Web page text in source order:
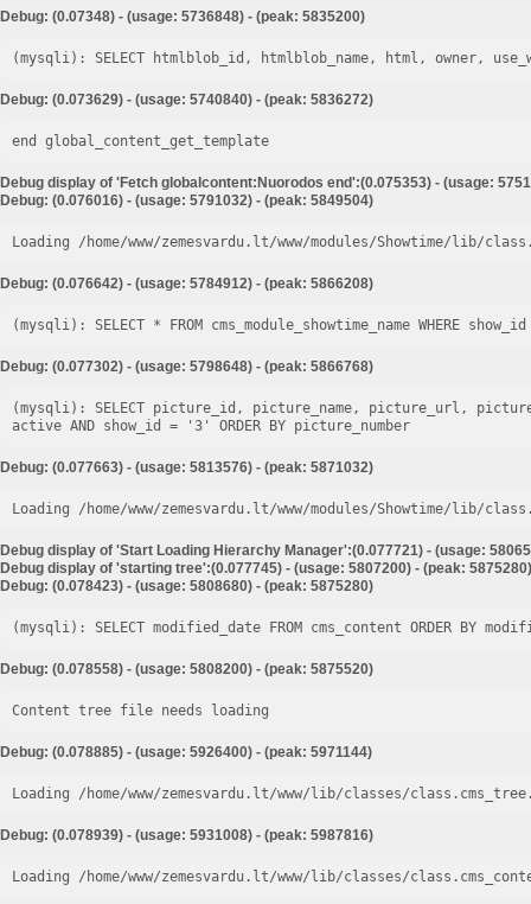
Debug: (0.07348) - (usage: 5736848) - (peak: 5835200)
Debug: (0.073629) - (usage: 5740840) - (peak: 5836272)
end global_content_get_template
Debug display of 'Fetch globalcontent:Nuorodos end':(0.075353) - (usage:
Debug: (0.076016) - (usage: 5791032) - (peak: 5849504)
Loading /home/www/zemesvardu.lt/www/modules/Showtime/lib/
Debug: (0.076642) - (usage: 5784912) - (peak: 5866208)
Debug: (0.077302) - (usage: 5798648) - (peak: 5866768)
(mysqli): SELECT picture_id, picture_name, picture_url,
Debug: (0.077663) - (usage: 5813576) - (peak: 5871032)
Loading /home/www/zemesvardu.lt/www/modules/Showtime/lib/
Debug display of 'Start Loading Hierarchy Manager':(0.077721) - (usage:
Debug display of 'starting tree':(0.077745) - (usage: 5807200) - (peak: 5875280)
Debug: (0.078423) - (usage: 5808680) - (peak: 5875280)
Debug: (0.078558) - (usage: 5808200) - (peak: 5875520)
Content tree file needs loading
Debug: (0.078885) - (usage: 5926400) - (peak: 5971144)
Loading /home/www/zemesvardu.lt/www/lib/classes/
Debug: (0.078939) - (usage: 5931008) - (peak: 5987816)
Loading /home/www/zemesvardu.lt/www/lib/classes/